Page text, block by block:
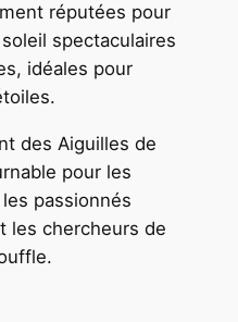
réputées pour
spectaculaires
idéales pour
des Aiguilles de
pour les
passionnés
les chercheurs de